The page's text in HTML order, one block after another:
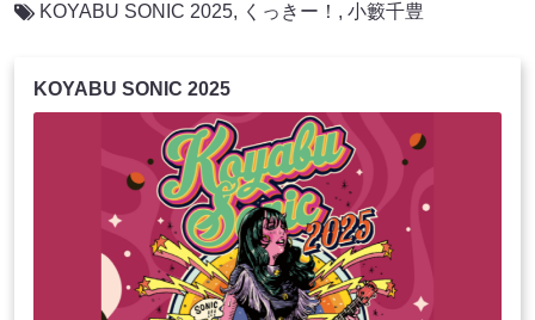
KOYABU SONIC 2025, くっきー！ , 小籔千豊
KOYABU SONIC 2025